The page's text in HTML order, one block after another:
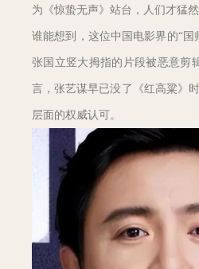
为《惊蛰无声》站台，人们才猛
谁能想到，这位中国电影界的“
张国立竖大拇指的片段被恶意剪
言，张艺谋早已没了《红高粱》
层面的权威认可。